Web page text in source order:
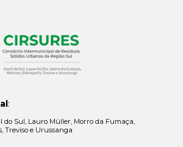
:
do Sul, Lauro Müller, Morro da Fumaça,
Treviso e Urussanga